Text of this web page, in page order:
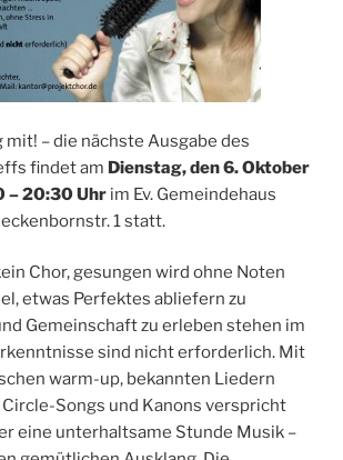
mit! – die nächste Ausgabe des
findet am Dienstag, den 6. Oktober
– 20:30 Uhr im Ev. Gemeindehaus
1 statt.
Chor, gesungen wird ohne Noten
etwas Perfektes abliefern zu
Gemeinschaft zu erleben stehen im
sind nicht erforderlich. Mit
warm-up, bekannten Liedern
Songs und Kanons verspricht
eine unterhaltsame Stunde Musik –